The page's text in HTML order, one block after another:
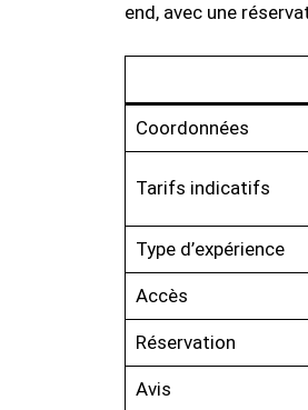
end, avec une
Coordonnées
Tarifs indicatifs
Type d’expérience
Accès
Réservation
Avis